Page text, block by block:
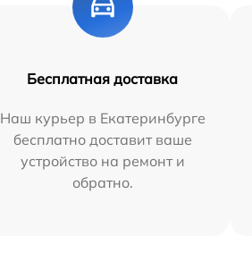
Бесплатная доставка
Наш курьер в Екатеринбурге
бесплатно доставит ваше
устройство на ремонт и
обратно.